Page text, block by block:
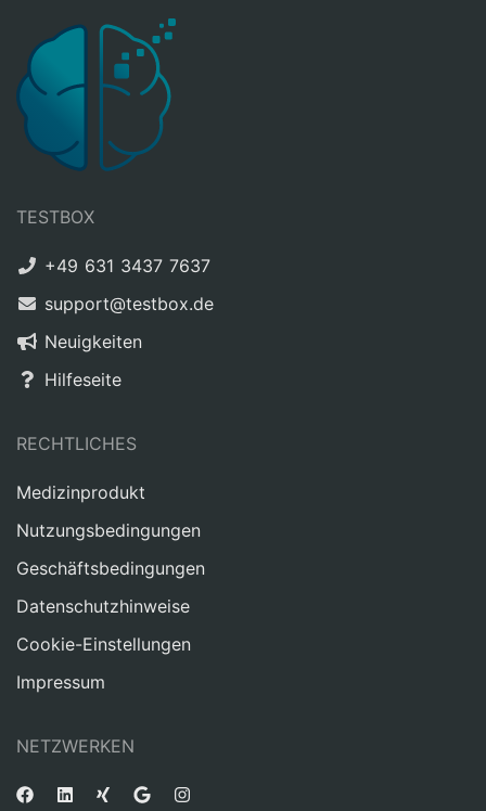
TESTBOX
+49 631 3437 7637
support@testbox.de
Neuigkeiten
Hilfeseite
RECHTLICHES
Medizinprodukt
Nutzungsbedingungen
Geschäftsbedingungen
Datenschutzhinweise
Cookie-Einstellungen
Impressum
NETZWERKEN